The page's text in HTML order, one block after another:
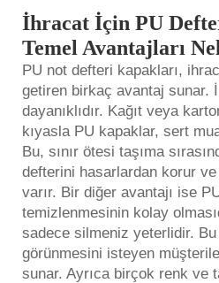
İhracat İçin PU
Temel Avantajları
PU not defteri kapakları,
getiren birkaç avantaj sunar.
dayanıklıdır. Kağıt veya
kıyasla PU kapaklar, sert
Bu, sınır ötesi taşıma
defterini hasarlardan korur
varır. Bir diğer avantajı ise
temizlenmesinin kolay
sadece silmeniz yeterlidir. Bu
görünmesini isteyen
sunar. Ayrıca birçok renk ve